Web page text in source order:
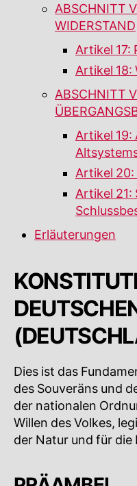
ABSCHNITT
WIDERSTAND
Artikel 17:
Artikel 18:
ABSCHNITT
Artikel 19:
Artikel
Artikel 21:
Erläuterungen
Dies ist das
des Souveräns und
der nationalen
Willen des Volkes,
der Natur und für